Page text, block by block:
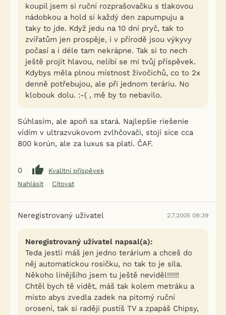
koupil jsem si ruční rozprašovačku s tlakovou
nádobkou a hold si každý den zapumpuju a
taky to jde. Když jedu na 10 dní pryč, tak to
zvířatům jen prospěje, i v přírodě jsou výkyvy
počasí a i déle tam nekrápne. Tak si to nech
ještě projít hlavou, nelíbí se mi tvůj příspěvek.
Kdybys měla plnou místnost živočichů, co to 2x
denně potřebujou, ale při jednom teráriu. No
klobouk dolu. :-( , mě by to nebavilo.
Súhlasím, ale apoň sa stará. Najlepšie riešenie
vídím v ultrazvukovom zvlhčovači, stojí síce cca
800 korún, ale za luxus sa platí. ČAF.
0
Kvalitní příspěvek
Nahlásit
Citovat
Neregistrovaný uživatel 2.7.2005 09:39
Neregistrovaný uživatel napsal(a):
Teda jestli máš jen jedno terárium a chceš do
něj automatickou rosičku, no tak to je síla.
Někoho línějšího jsem tu ještě neviděl!!!!!!
Chtěl bych tě vidět, máš tak kolem metráku a
místo abys zvedla zadek na pitomý ruční
orosení, tak si raději pustíš TV a zpapáš Chipsy,